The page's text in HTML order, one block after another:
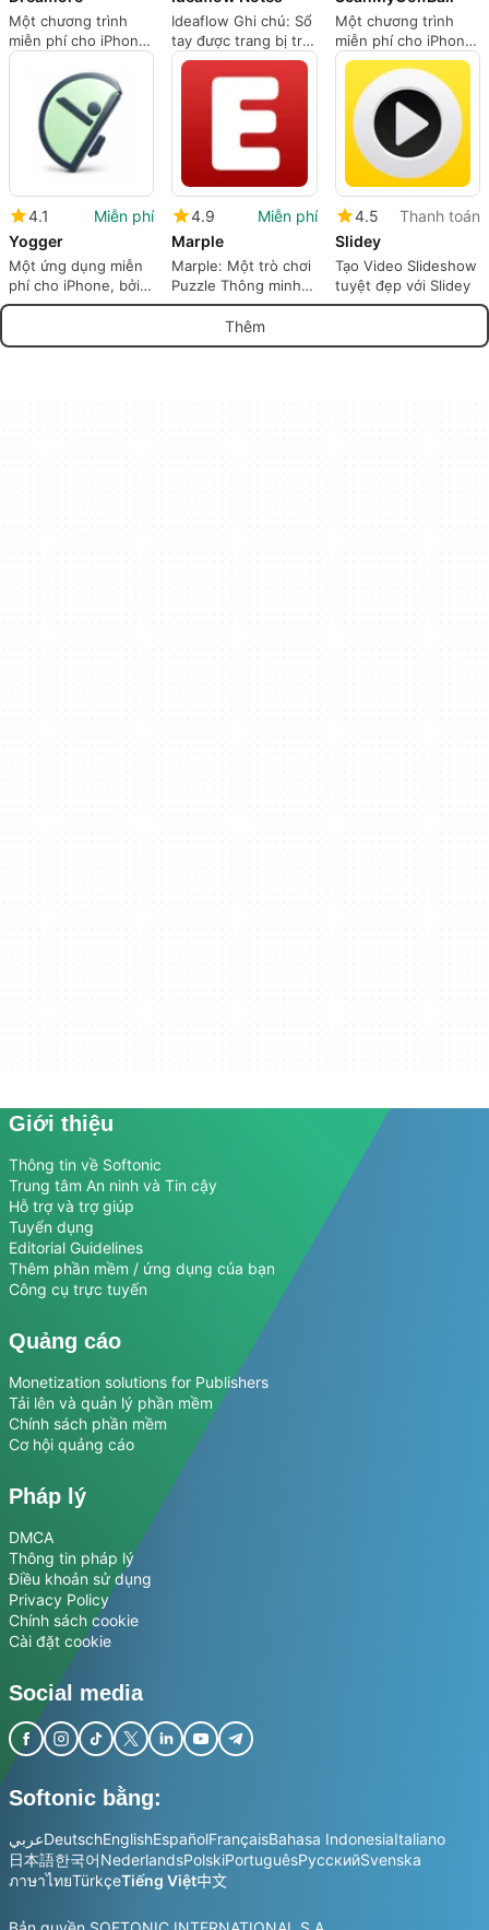
Một chương trình
miễn phí cho iPhone,
do Dream Voyage
Inc. phát triển.
Ideaflow Ghi chú: Sổ
tay được trang bị trí
tuệ nhân tạo để ghi
lại và tổ chức ngay
Một chương trình
miễn phí cho iPhone,
bởi SMGB
Technologies LLC.
4.1
Miễn phí
Yogger
Một ứng dụng miễn
phí cho iPhone, bởi
Công ty Yogger.
4.9
Miễn phí
Marple
Marple: Một trò chơi
Puzzle Thông minh
dành cho những
người đam mê Logic
4.5
Thanh toán
Slidey
Tạo Video Slideshow
tuyệt đẹp với Slidey
Thêm
Giới thiệu
Thông tin về Softonic
Trung tâm An ninh và Tin cậy
Hỗ trợ và trợ giúp
Tuyển dụng
Editorial Guidelines
Thêm phần mềm / ứng dụng của bạn
Công cụ trực tuyến
Quảng cáo
Monetization solutions for Publishers
Tải lên và quản lý phần mềm
Chính sách phần mềm
Cơ hội quảng cáo
Pháp lý
DMCA
Thông tin pháp lý
Điều khoản sử dụng
Privacy Policy
Chính sách cookie
Cài đặt cookie
Social media
Softonic bằng:
عربيDeutschEnglishEspañolFrançaisBahasa IndonesiaItaliano
日本語한국어NederlandsPolskiPortuguêsРусскийSvenska
ภาษาไทยTürkçeTiếng Việt中文